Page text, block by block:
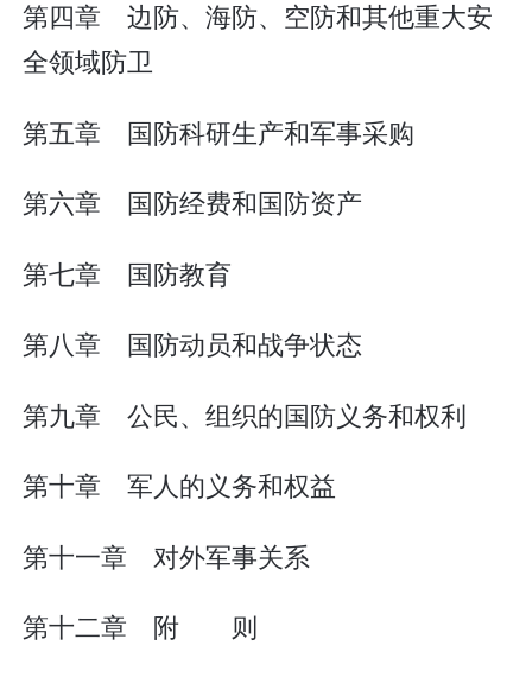
第四章 边防、海防、空防和其他重大安
全领域防卫
第五章 国防科研生产和军事采购
第六章 国防经费和国防资产
第七章 国防教育
第八章 国防动员和战争状态
第九章 公民、组织的国防义务和权利
第十章 军人的义务和权益
第十一章 对外军事关系
第十二章 附 则